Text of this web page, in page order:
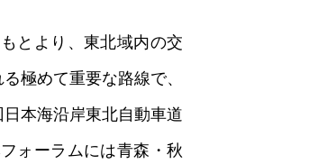
とより、東北域内の交
極めて重要な路線で、
本海沿岸東北自動車道
ォーラムには青森・秋